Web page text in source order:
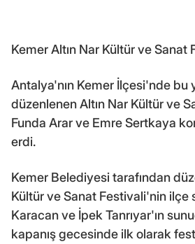
Kemer Altın Nar Kültür ve Sanat
Antalya'nın Kemer İlçesi'nde bu
düzenlenen Altın Nar Kültür ve
Funda Arar ve Emre Sertkaya
erdi.
Kemer Belediyesi tarafından
Kültür ve Sanat Festivali'nin ilçe
Karacan ve İpek Tanrıyar'ın
kapanış gecesinde ilk olarak